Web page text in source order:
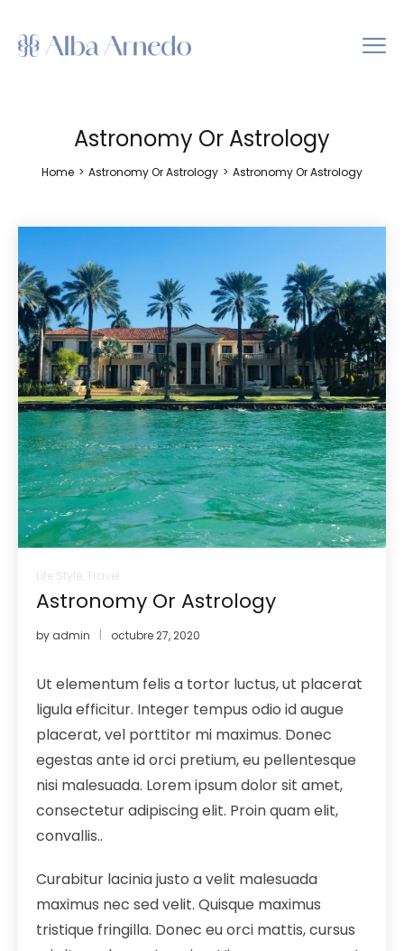
Astronomy Or Astrology
Home > Astronomy Or Astrology > Astronomy Or Astrology
Life Style Travel
Astronomy Or Astrology
by admin octubre 27, 2020
Ut elementum felis a tortor luctus, ut placerat
ligula efficitur. Integer tempus odio id augue
placerat, vel porttitor mi maximus. Donec
egestas ante id orci pretium, eu pellentesque
nisi malesuada. Lorem ipsum dolor sit amet,
consectetur adipiscing elit. Proin quam elit,
convallis..
Curabitur lacinia justo a velit malesuada
maximus nec sed velit. Quisque maximus
tristique fringilla. Donec eu orci mattis, cursus